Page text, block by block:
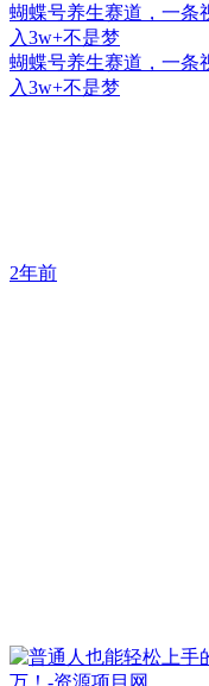
蝴蝶号养生赛道，一条
入3w+不是梦
蝴蝶号养生赛道，一条
入3w+不是梦
2年前